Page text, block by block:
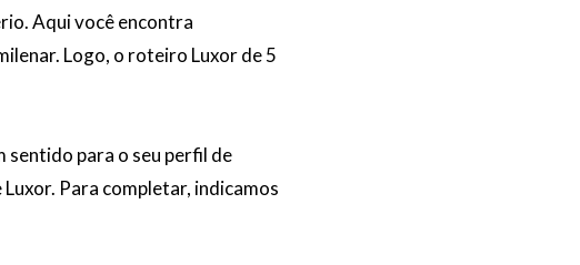
Aqui você encontra
Logo, o roteiro Luxor de 5
sentido para o seu perfil de
Para completar, indicamos